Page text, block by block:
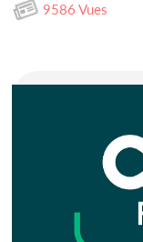
9586 Vues